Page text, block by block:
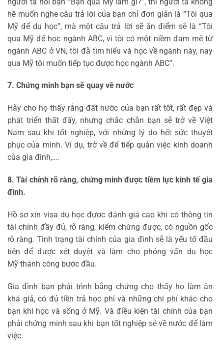
hề muốn nghe câu trả lời của bạn chỉ đơn giản là “Tôi qua
Mỹ để du học”, mà một câu trả lời sẽ ăn điểm sẽ là “Tôi
qua Mỹ để học ngành ABC, vì tôi có một niềm đam mê từ
ngành ABC ở VN, tôi đã tìm hiểu và học về ngành này, nay
qua Mỹ tôi muốn tiếp tục được học ngành ABC”.
7. Chứng minh bạn sẽ quay về nước
Hãy cho họ thấy rằng đất nước của bạn rất tốt, rất đẹp và
phát triển thất đấy, nhưng chắc chắn bạn sẽ trở về Việt
Nam sau khi tốt nghiệp, với những lý do hết sức thuyết
phục của mình. Ví dụ, trở về để tiếp quản việc kinh doanh
của gia đình,….
8. Tài chính rõ ràng, chứng minh được tiềm lực kinh tế gia
đình.
Hồ sơ xin visa du học đươc đánh giá cao khi có thông tin
tài chính đầy đủ, rõ ràng, kiểm chứng được, có nguồn gốc
rõ ràng. Tình trạng tài chính của gia đình sẽ là yếu tố đầu
tiên để được xét duyệt và làm cho phỏng vấn du học
Mỹ thành công bước đầu.
Gia đình bạn phải trình bằng chứng cho thấy họ làm ăn
khá giả, có đủ tiền trả học phí và những chi phí khác cho
bạn khi học và sống ở Mỹ. Và điều kiện tài chính của bạn
phải chứng minh sau khi bạn tốt nghiệp sẽ về nước để làm
việc.